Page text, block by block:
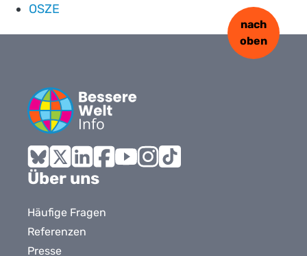
OSZE
Bluesky
X LinkedInFacebook
nach
oben
Über uns
Häufige Fragen
Referenzen
Presse